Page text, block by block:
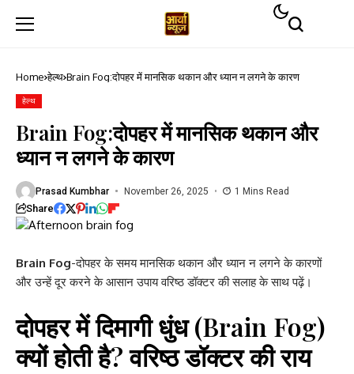
Home हेल्थ Brain Fog:दोपहर में मानसिक थकान और ध्यान न लगने के कारण
हेल्थ
Brain Fog:दोपहर में मानसिक थकान और
ध्यान न लगने के कारण
Prasad Kumbhar November 26, 2025 1 Mins Read
Share
Brain Fog-दोपहर के समय मानसिक थकान और ध्यान न लगने के कारणों
और उन्हें दूर करने के आसान उपाय वरिष्ठ डॉक्टर की सलाह के साथ पढ़ें।
दोपहर में दिमागी धुंध (Brain Fog)
क्यों होती है? वरिष्ठ डॉक्टर की राय